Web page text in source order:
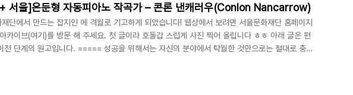
서울]은둔형 자동피아노 작곡가 – 콘론 낸캐러우(Conlon Nancarrow)
재단에서 만드는 잡지인 에 격월로 기고하게 되었습니다! 웹상에서 보려면 서울문화재단 홈페이지
카이브(여기)를 방문 해 주세요. 첫 글이라 호들갑 스럽게 사진 찍어 올립니다 ㅎㅎ 아래 글은 편
전 단계의 원고입니다. ===== 성공을 위해서는 자신의 분야에서 탁월한 것만으로는 절대로 충분
고 있고, 구체적인 인맥관리 요령, 자신을 드러내는 방법부터 해서 시간 관리를 잘 하는 방법과 정